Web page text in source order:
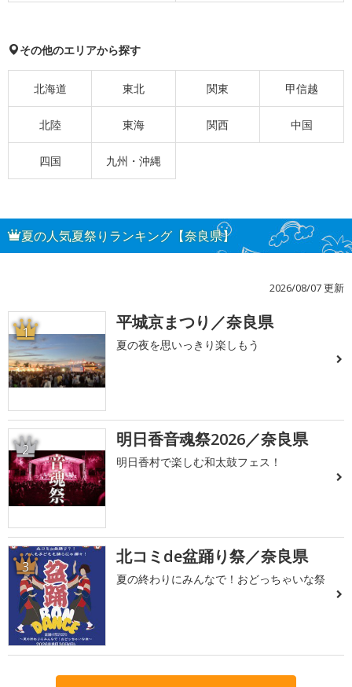
その他のエリアから探す
北海道 東北 関東 甲信越
北陸 東海 関西 中国
四国 九州・沖縄
夏の人気夏祭りランキング【奈良県】
2026/08/07 更新
1 平城京まつり／奈良県
夏の夜を思いっきり楽しもう
2 明日香音魂祭2026／奈良県
明日香村で楽しむ和太鼓フェス！
3 北コミde盆踊り祭／奈良県
夏の終わりにみんなで！おどっちゃいな祭